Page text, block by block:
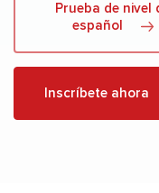
Inscríbete ahora
Prueba de nivel
español